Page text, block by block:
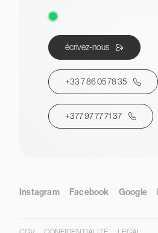
écrivez-nous
+33 7 86 05 78 35
+377 97 77 71 37
Instagram Facebook Google